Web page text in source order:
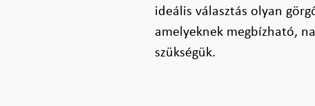
ideális választás olyan
amelyeknek megbízható,
szükségük.